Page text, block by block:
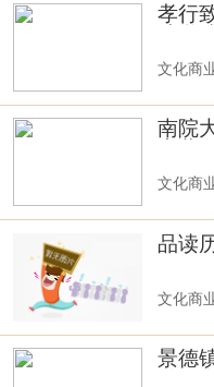
孝行
文化商
南院
文化商
品读
文化商
景德